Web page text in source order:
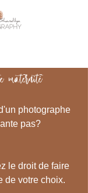
maternité
photographe
pas?
le droit de faire
de votre choix.